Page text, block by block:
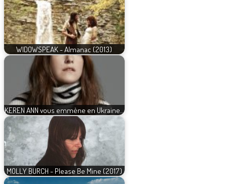
WIDOWSPEAK - Almanac (2013)
KEREN ANN vous emmène en Ukraine…
MOLLY BURCH - Please Be Mine (2017)